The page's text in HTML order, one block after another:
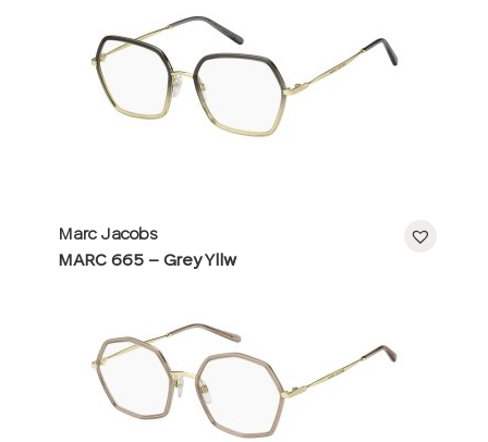
Marc Jacobs
MARC 665 – Grey Yllw